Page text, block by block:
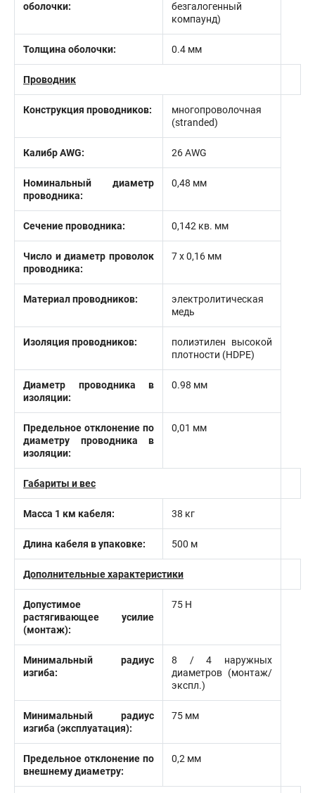
оболочки:
безгалогенный
компаунд)
Толщина оболочки: 0.4 мм
Проводник
Конструкция проводников:
многопроволочная
(stranded)
Калибр AWG: 26 AWG
Номинальный диаметр
проводника:
0,48 мм
Сечение проводника: 0,142 кв. мм
Число и диаметр проволок
проводника:
7 х 0,16 мм
Материал проводников:
электролитическая
медь
Изоляция проводников:
полиэтилен высокой
плотности (HDPE)
Диаметр проводника в
изоляции:
0.98 мм
Предельное отклонение по
диаметру проводника в
изоляции:
0,01 мм
Габариты и вес
Масса 1 км кабеля: 38 кг
Длина кабеля в упаковке: 500 м
Дополнительные характеристики
Допустимое
растягивающее усилие
(монтаж):
75 Н
Минимальный радиус
изгиба:
8 / 4 наружных
диаметров (монтаж/
экспл.)
Минимальный радиус
изгиба (эксплуатация):
75 мм
Предельное отклонение по
внешнему диаметру:
0,2 мм